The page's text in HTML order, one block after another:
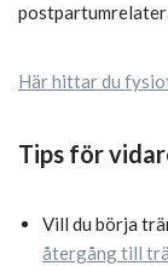
Här hittar du
Tips för
Vill du börja
återgång till